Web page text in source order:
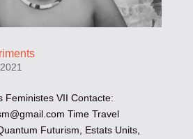
Feministes VII Contacte:
Time Travel
Futurism, Estats Units,